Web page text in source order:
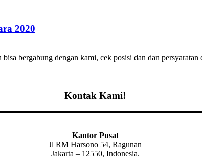
2020
bergabung dengan kami, cek posisi dan dan
Kontak Kami!
Kantor Pusat
Jl RM Harsono 54, Ragunan
Jakarta – 12550, Indonesia.